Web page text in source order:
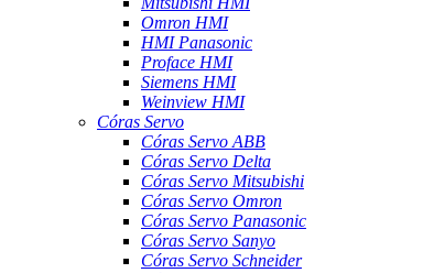
Omron HMI
HMI Panasonic
Proface HMI
Siemens HMI
Weinview HMI
Córas Servo
Córas Servo ABB
Córas Servo Delta
Córas Servo Mitsubishi
Córas Servo Omron
Córas Servo Panasonic
Córas Servo Sanyo
Córas Servo Schneider